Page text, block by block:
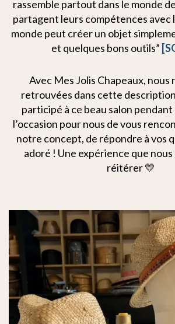
rassemble partout dans le monde
partagent leurs compétences avec
monde peut créer un objet
et quelques bons outils”
Avec Mes Jolis Chapeaux, nous
retrouvées dans cette
participé à ce beau salon
l’occasion pour nous de vous
notre concept, de répondre à vos
adoré ! Une expérience que
réitérer 💛